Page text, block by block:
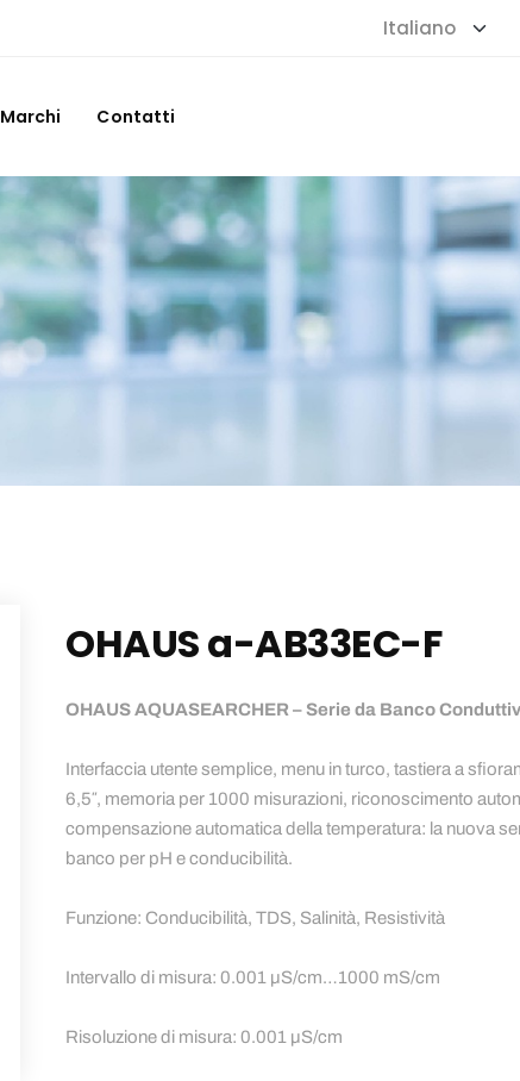
Marchi Contatti
OHAUS a-AB33EC-F
OHAUS AQUASEARCHER – Serie da Banco
Interfaccia utente semplice, menu in turco, tastiera a
6,5″, memoria per 1000 misurazioni, riconoscimento
compensazione automatica della temperatura: la nuova
banco per pH e conducibilità.
Funzione: Conducibilità, TDS, Salinità, Resistività
Intervallo di misura: 0.001 µS/cm…1000 mS/cm
Risoluzione di misura: 0.001 µS/cm